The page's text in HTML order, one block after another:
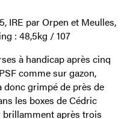
IRE par Orpen et Meulles,
: 48,5kg / 107
à handicap après cinq
comme sur gazon,
donc grimpé de près de
les boxes de Cédric
brillamment après trois